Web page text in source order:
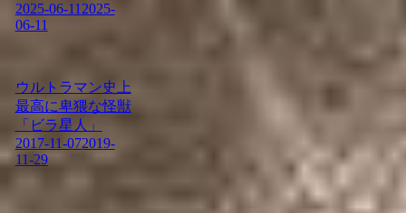
2025-06-112025-
06-11
ウルトラマン史上
最高に卑猥な怪獣
「ビラ星人」
2017-11-072019-
11-29